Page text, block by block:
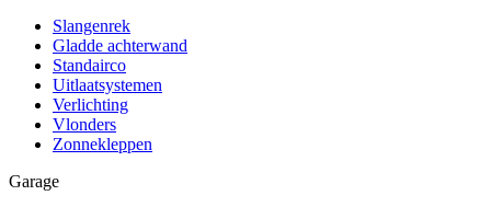
Slangenrek
Gladde achterwand
Standairco
Uitlaatsystemen
Verlichting
Vlonders
Zonnekleppen
Garage